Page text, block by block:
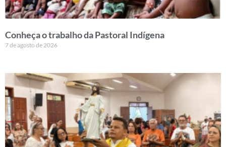
Conheça o trabalho da Pastoral Indígena
7 de agosto de 2026